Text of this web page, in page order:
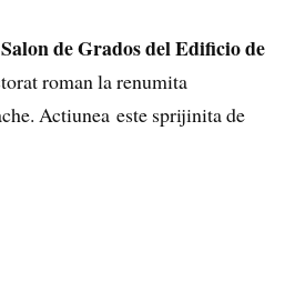
de Grados del Edificio de
roman la renumita
Actiunea este sprijinita de